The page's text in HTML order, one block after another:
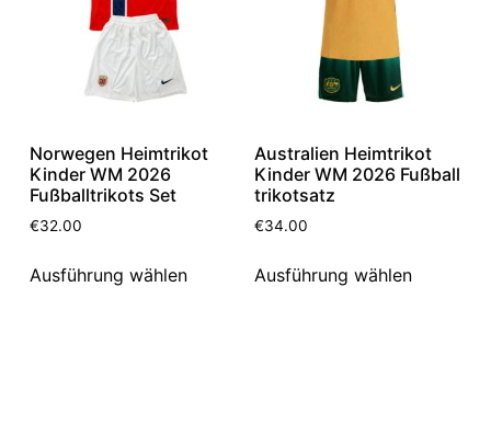
Norwegen Heimtrikot
Kinder WM 2026
Fußballtrikots Set
€32.00
Ausführung wählen
Australien Heimtrikot
Kinder WM 2026 Fußball
trikotsatz
€34.00
Ausführung wählen